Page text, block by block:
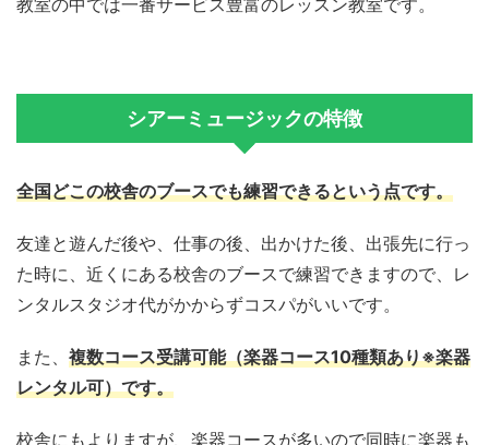
シアーミュージックの特徴
全国どこの校舎のブースでも練習できるという点です。
友達と遊んだ後や、仕事の後、出かけた後、出張先に行っ
た時に、近くにある校舎のブースで練習できますので、レ
ンタルスタジオ代がかからずコスパがいいです。
また、 複数コース受講可能（楽器コース10種類あり※楽器
レンタル可）です。
校舎にもよりますが、楽器コースが多いので同時に楽器も